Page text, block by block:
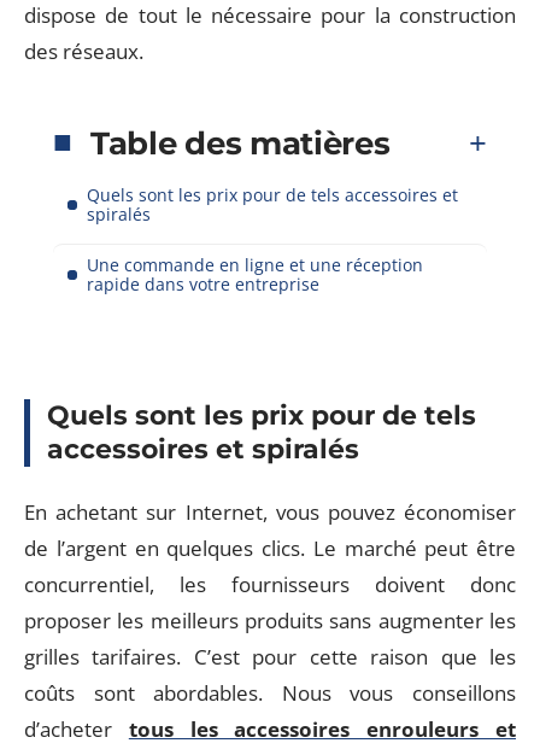
dispose de tout le nécessaire pour la construction
des réseaux.
Table des matières
Quels sont les prix pour de tels accessoires et
spiralés
Une commande en ligne et une réception
rapide dans votre entreprise
Quels sont les prix pour de tels
accessoires et spiralés
En achetant sur Internet, vous pouvez économiser
de l’argent en quelques clics. Le marché peut être
concurrentiel, les fournisseurs doivent donc
proposer les meilleurs produits sans augmenter les
grilles tarifaires. C’est pour cette raison que les
coûts sont abordables. Nous vous conseillons
d’acheter tous les accessoires enrouleurs et